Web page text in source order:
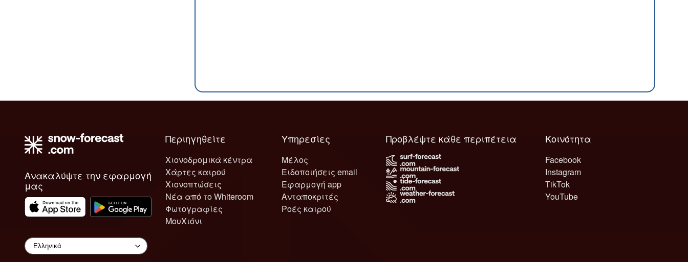
Ανακαλύψτε την εφαρμογή
μας
Περιηγηθείτε
Χιονοδρομικά κέντρα
Χάρτες καιρού
Χιονοπτώσεις
Νέα από το Whiteroom
Φωτογραφίες
ΜουΧιόνι
Υπηρεσίες
Μέλος
Ειδοποιήσεις email
Εφαρμογή app
Ανταποκριτές
Ροές καιρού
Κοινότητα
Facebook
Instagram
TikTok
YouTube
Προβλέψτε κάθε περιπέτεια